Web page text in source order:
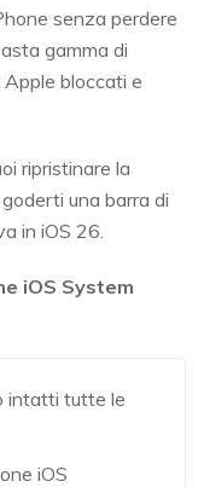
senza perdere
gamma di
Apple bloccati e
ripristinare la
una barra di
in iOS 26.
iOS System
intatti tutte le
iOS